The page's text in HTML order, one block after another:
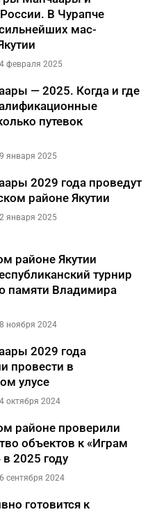
В Чурапче
мас-
февраля 2025
— 2025. Когда и где
путевок
января 2025
2029 года проведут
районе Якутии
января 2025
районе Якутии
турнир
памяти Владимира
ноября 2024
2029 года
провести в
улусе
октября 2024
районе проверили
объектов к «Играм
2025 году
сентября 2024
готовится к